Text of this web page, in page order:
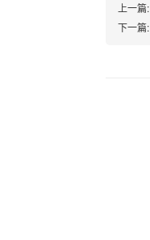
上一篇:
下一篇: